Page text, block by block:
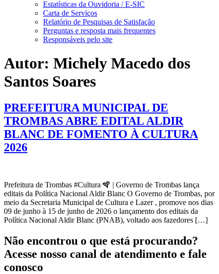
Estatísticas da Ouvidoria / E-SIC
Carta de Serviços
Relatório de Pesquisas de Satisfação
Perguntas e resposta mais frequentes
Responsáveis pelo site
Autor: Michely Macedo dos
Santos Soares
PREFEITURA MUNICIPAL DE
TROMBAS ABRE EDITAL ALDIR
BLANC DE FOMENTO À CULTURA
2026
Prefeitura de Trombas #Cultura 🪇 | Governo de Trombas lança
editais da Política Nacional Aldir Blanc O Governo de Trombas, por
meio da Secretaria Municipal de Cultura e Lazer , promove nos dias
09 de junho à 15 de junho de 2026 o lançamento dos editais da
Política Nacional Aldir Blanc (PNAB), voltado aos fazedores […]
Não encontrou o que está procurando?
Acesse nosso canal de atendimento e fale
conosco